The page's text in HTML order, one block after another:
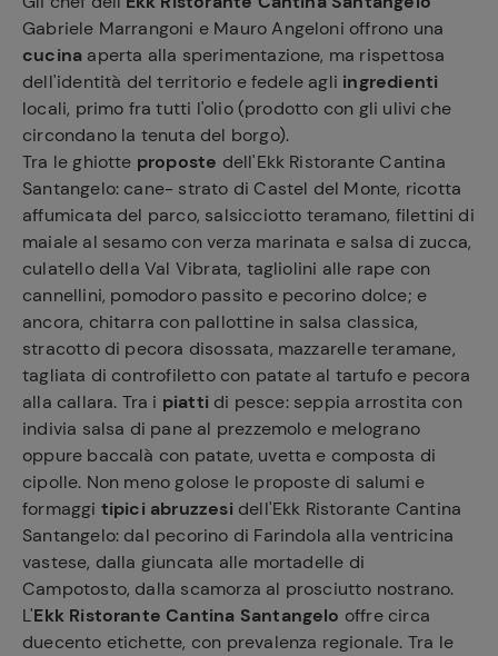
Gabriele Marrangoni e Mauro Angeloni offrono una
cucina aperta alla sperimentazione, ma rispettosa
dell'identità del territorio e fedele agli ingredienti
locali, primo fra tutti l'olio (prodotto con gli ulivi che
circondano la tenuta del borgo).
Tra le ghiotte proposte dell'Ekk Ristorante Cantina
Santangelo: cane- strato di Castel del Monte, ricotta
affumicata del parco, salsicciotto teramano, filettini di
maiale al sesamo con verza marinata e salsa di zucca,
culatello della Val Vibrata, tagliolini alle rape con
cannellini, pomodoro passito e pecorino dolce; e
ancora, chitarra con pallottine in salsa classica,
stracotto di pecora disossata, mazzarelle teramane,
tagliata di controfiletto con patate al tartufo e pecora
alla callara. Tra i piattidi pesce: seppia arrostita con
indivia salsa di pane al prezzemolo e melograno
oppure baccalà con patate, uvetta e composta di
cipolle. Non meno golose le proposte di salumi e
formaggi tipici abruzzesidell'Ekk Ristorante Cantina
Santangelo: dal pecorino di Farindola alla ventricina
vastese, dalla giuncata alle mortadelle di
Campotosto, dalla scamorza al prosciutto nostrano.
L'Ekk Ristorante Cantina Santangelo offre circa
duecento etichette, con prevalenza regionale. Tra le